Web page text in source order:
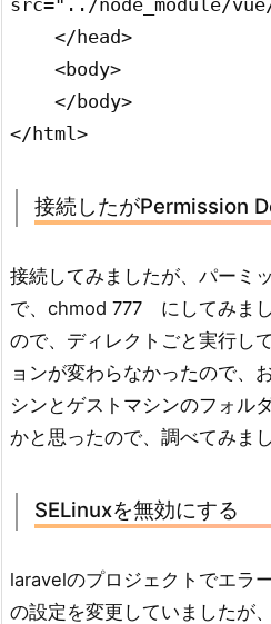
src="../node_module/
接続したがPermission
接続してみましたが、パーミ
で、chmod 777 にしてみま
ので、ディレクトごと実行し
ョンが変わらなかったので、
シンとゲストマシンのフォル
かと思ったので、調べてみまし
SELinuxを無効にする
laravelのプロジェクトでエラ
の設定を変更していましたが